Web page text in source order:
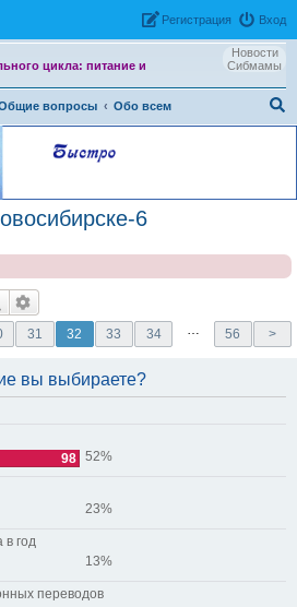
Вход
Рeгиcтpaция
Новости
Сибмамы
цикла: питание и
вопросы
Обо всем
6
31 32 33 34 … 56 >
вы выбираете?
98 52%
23%
в год
13%
переводов